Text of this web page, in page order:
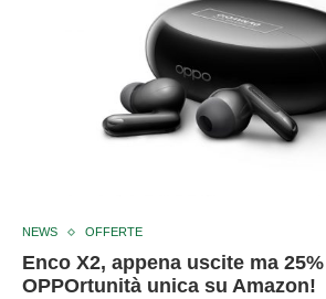
NEWS OFFERTE
Enco X2, appena uscite ma
OPPOrtunità unica su Amazon!